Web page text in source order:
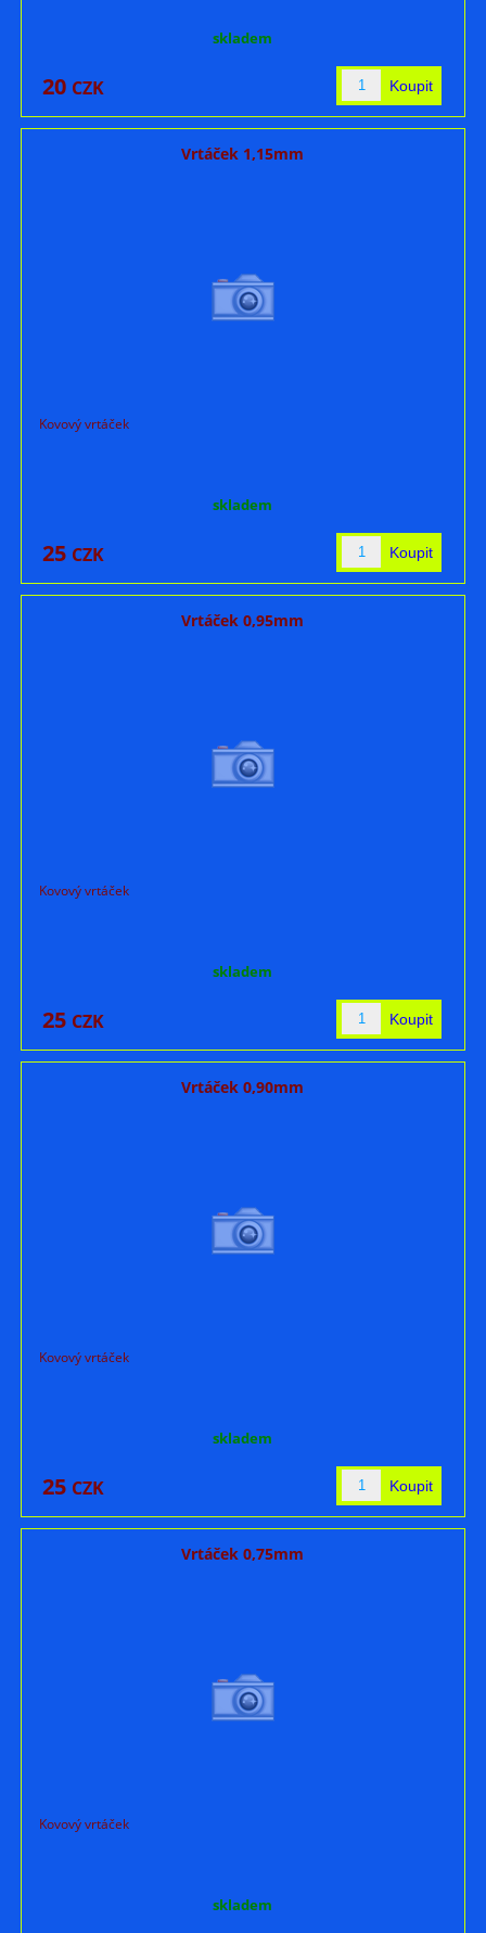
skladem
20 CZK
Vrtáček 1,15mm
Kovový vrtáček
skladem
25 CZK
Vrtáček 0,95mm
Kovový vrtáček
skladem
25 CZK
Vrtáček 0,90mm
Kovový vrtáček
skladem
25 CZK
Vrtáček 0,75mm
Kovový vrtáček
skladem